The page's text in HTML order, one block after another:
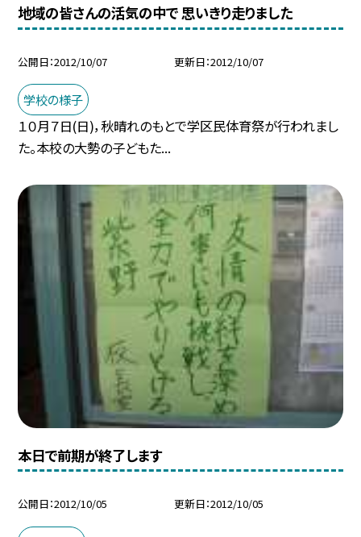
地域の皆さんの活気の中で 思いきり走りました
公開日 2012/10/07 更新日 2012/10/07
学校の様子
１０月７日(日)，秋晴れのもとで学区民体育祭が行われまし
た。本校の大勢の子どもた...
本日で前期が終了します
公開日 2012/10/05 更新日 2012/10/05